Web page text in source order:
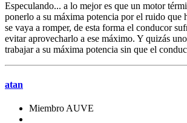
Especulando... a lo mejor es que un motor
ponerlo a su máxima potencia por el ruido que
se vaya a romper, de esta forma el conducor
evitar aprovecharlo a ese máximo. Y quizás
trabajar a su máxima potencia sin que el
atan
Miembro AUVE